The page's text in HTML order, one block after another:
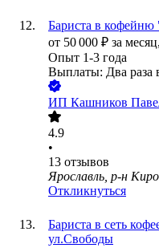
Бариста в кофейню
от 50 000 ₽ за месяц,
Опыт 1-3 года
Выплаты: Два раза
ИП Кашников
4.9
•
13 отзывов
Ярославль, р-н
Откликнуться
Бариста в сеть
ул.Свободы